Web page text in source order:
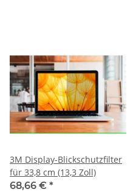
3M Display-Blickschutzfilter
für 33,8 cm (13,3 Zoll)
68,66 € *